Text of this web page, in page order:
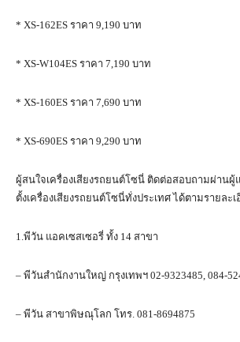
* XS-162ES ราคา 9,190 บาท
* XS-W104ES ราคา 7,190 บาท
* XS-160ES ราคา 7,690 บาท
* XS-690ES ราคา 9,290 บาท
ผู้สนใจเครื่องเสียงรถยนต์โซนี่ ติดต่อสอบถามผ่าน
ตั้งเครื่องเสียงรถยนต์โซนี่ทั่งประเทศ ได้ตามรายละ
1.พีวัน แอคเซสเซอรี่ ทั้ง 14 สาขา
– พีวันสำนักงานใหญ่ กรุงเทพฯ 02-9323485, 084-
– พีวัน สาขาพิษณุโลก โทร. 081-8694875